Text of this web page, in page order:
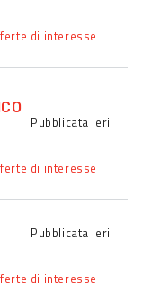
di interesse
Pubblicata ieri
di interesse
Pubblicata ieri
di interesse